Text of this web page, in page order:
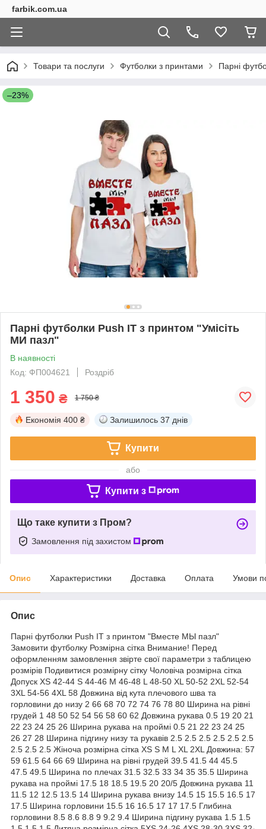
farbik.com.ua
Товари та послуги Футболки з принтами Парні
–23%
Парні футболки Push IT з принтом "Умісіть
МИ пазл"
В наявності
Код: ФП004621
Роздріб
1 350 ₴ 1 750 ₴
Економія 400 ₴ Залишилось 37 днів
Купити
або
Купити з
Що таке купити з Пром?
Замовлення під захистом
Опис Характеристики Доставка Оплата Умови
Опис
Парні футболки Push IT з принтом "Вместе МЫ пазл"
Замовити футболку Розмірна сітка Внимание! Перед
оформленням замовлення звірте свої параметри з таблицею
розмірів Подивитися розмірну сітку Чоловіча розмірна сітка
Допуск XS 42-44 S 44-46 M 46-48 L 48-50 XL 50-52 2XL 52-54
3XL 54-56 4XL 58 Довжина від кута плечового шва та
горловини до низу 2 66 68 70 72 74 76 78 80 Ширина на рівні
грудей 1 48 50 52 54 56 58 60 62 Довжина рукава 0.5 19 20 21
22 23 24 25 26 Ширина рукава на проймі 0.5 21 22 23 24 25
26 27 28 Ширина підгину низу та рукавів 2.5 2.5 2.5 2.5 2.5 2.5
2.5 2.5 2.5 Жіноча розмірна сітка XS S M L XL 2XL Довжина: 57
59 61.5 64 66 69 Ширина на рівні грудей 39.5 41.5 44 45.5
47.5 49.5 Ширина по плечах 31.5 32.5 33 34 35 35.5 Ширина
рукава на проймі 17.5 18 18.5 19.5 20 20/5 Довжина рукава 11
11.5 12 12.5 13.5 14 Ширина рукава внизу 14.5 15 15.5 16.5 17
17.5 Ширина горловини 15.5 16 16.5 17 17 17.5 Глибина
горловини 8.5 8.6 8.8 9 9.2 9.4 Ширина підгину рукава 1.5 1.5